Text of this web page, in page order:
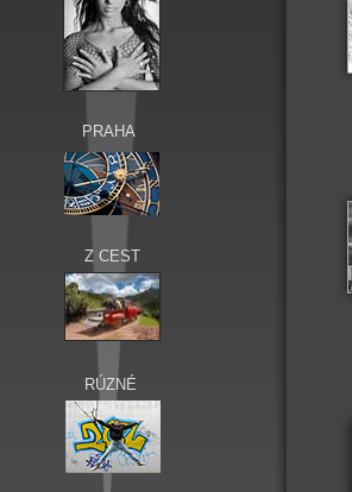
RÚZNÉ
Z CEST
PRAHA